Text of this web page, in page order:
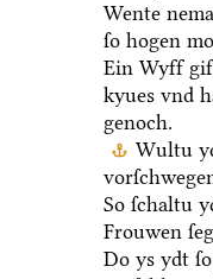
Wente
ſo hogen
Ein Wyff
kyues vnd
genoch.
Wultu
So ſchaltu
Frouwen
Do ys ydt